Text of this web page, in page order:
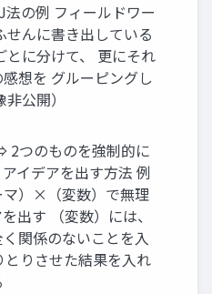
法の例 フィールドワー
せんに書き出している
とに分けて、 更にそれ
想を グルーピングし
公開）
2つのものを強制的に
イデアを出す⽅法 例
マ）×（変数）で無理
出す （変数）には、
関係のないことを⼊
とりさせた結果を⼊れ